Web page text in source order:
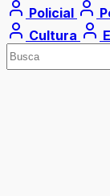
Policial
Cultura